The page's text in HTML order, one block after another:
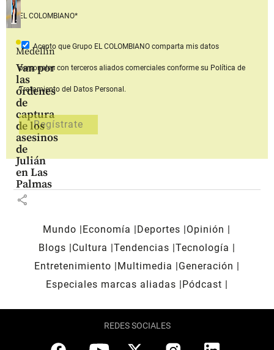
Medellín
Van por
las
órdenes
de
captura
de los
asesinos
de
Julián
en Las
Palmas
share
EL COLOMBIANO*
Acepto que Grupo EL COLOMBIANOcomparta mis datos
personales con terceros aliados comerciales conforme su Política de
Tratamiento del Datos Personal.
Mundo Economía Deportes
Opinión
Blogs
Cultura Tendencias Tecnología
Entretenimiento
Multimedia
Generación
Especiales marcas aliadas
Pódcast
REDES SOCIALES